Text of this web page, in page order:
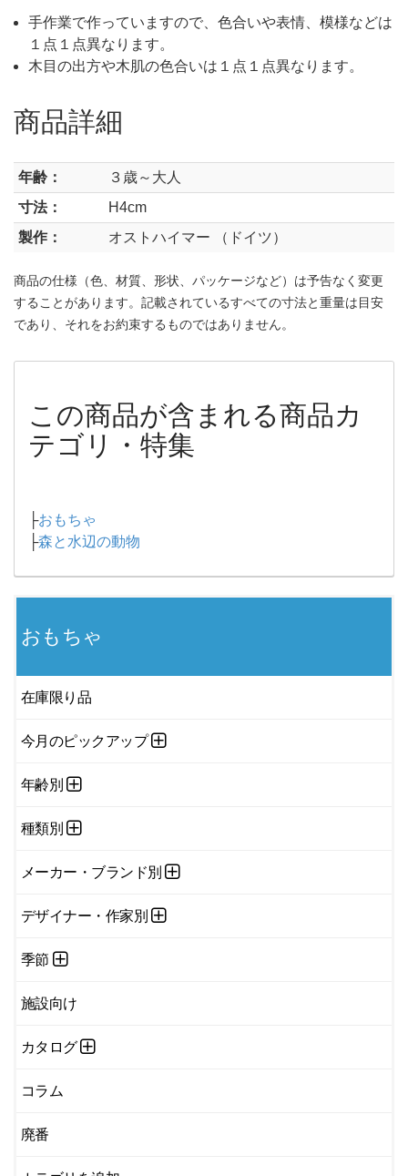
手作業で作っていますので、色合いや表情、模様などは
１点１点異なります。
木目の出方や木肌の色合いは１点１点異なります。
商品詳細
年齢：
３歳～大人
寸法：
H4cm
製作：
オストハイマー （ドイツ）
商品の仕様（色、材質、形状、パッケージなど）は予告なく変更
することがあります。記載されているすべての寸法と重量は目安
であり、それをお約束するものではありません。
この商品が含まれる商品カ
テゴリ・特集
├おもちゃ
├森と水辺の動物
おもちゃ
在庫限り品
今月のピックアップ
年齢別
種類別
メーカー・ブランド別
デザイナー・作家別
季節
施設向け
カタログ
コラム
廃番